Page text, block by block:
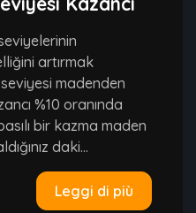
artırmak
madenden
%10 oranında
bir kazma maden
daki...
Leggi di più